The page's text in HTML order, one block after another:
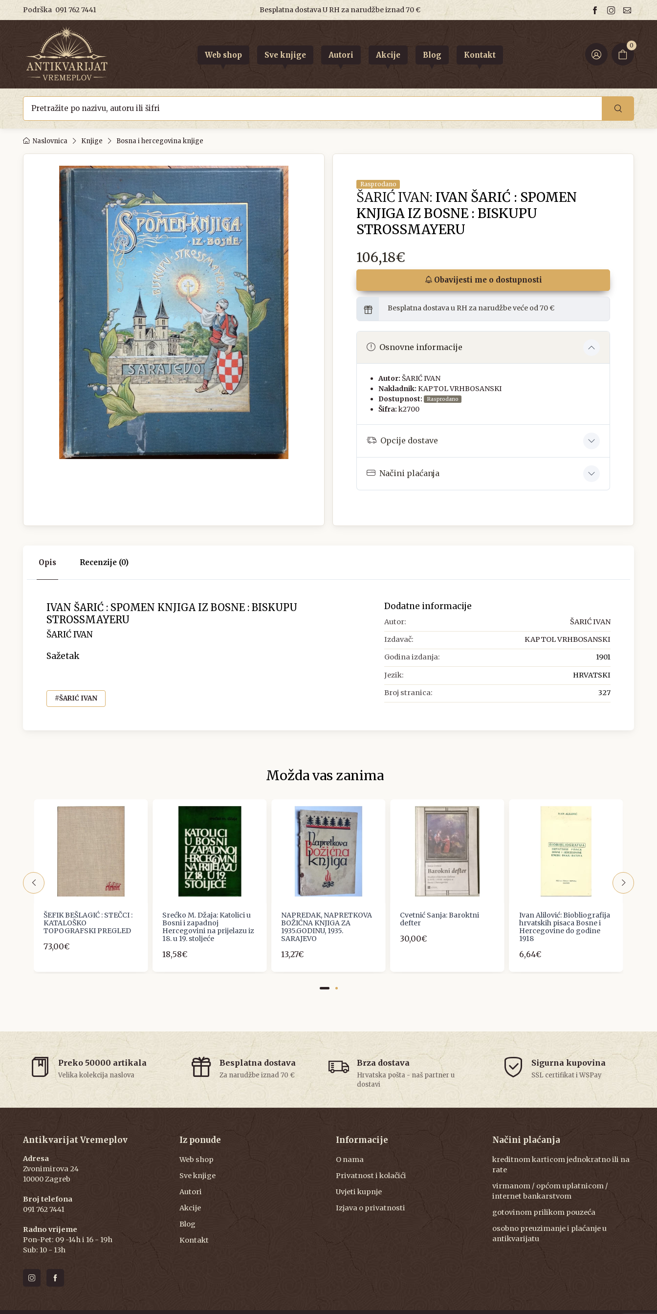
Podrška 091 762 7441 Besplatna dostava U RH za narudžbe iznad 70 €
0
Web shop Sve knjige Autori Akcije Blog Kontakt
Naslovnica Knjige Bosna i hercegovina knjige
Rasprodano
ŠARIĆ IVAN: IVAN ŠARIĆ : SPOMEN
KNJIGA IZ BOSNE : BISKUPU
STROSSMAYERU
106,18€
Obavijesti me o dostupnosti
Besplatna dostava u RH za narudžbe veće od 70 €
Osnovne informacije
Autor: ŠARIĆ IVAN
Nakladnik: KAPTOL VRHBOSANSKI
Dostupnost:
Rasprodano
Šifra: k2700
Opcije dostave
Načini plaćanja
Opis Recenzije (0)
IVAN ŠARIĆ : SPOMEN KNJIGA IZ BOSNE : BISKUPU
STROSSMAYERU
ŠARIĆ IVAN
Sažetak
#ŠARIĆ IVAN
Dodatne informacije
Autor: ŠARIĆ IVAN
Izdavač: KAPTOL VRHBOSANSKI
Godina izdanja: 1901
Jezik: HRVATSKI
Broj stranica: 327
Možda vas zanima
ŠEFIK BEŠLAGIĆ : STEČCI :
KATALOŠKO
TOPOGRAFSKI PREGLED
73,00€
Srećko M. Džaja: Katolici u
Bosni i zapadnoj
Hercegovini na prijelazu iz
18. u 19. stoljeće
18,58€
NAPREDAK, NAPRETKOVA
BOŽIĆNA KNJIGA ZA
1935.GODINU, 1935.
SARAJEVO
13,27€
Cvetnić Sanja: Baroktni
defter
30,00€
Ivan Alilović: Biobliografija
hrvatskih pisaca Bosne i
Hercegovine do godine
1918
6,64€
Preko 50000 artikala
Velika kolekcija naslova
Besplatna dostava
Za narudžbe iznad 70 €
Brza dostava
Hrvatska pošta - naš partner u
dostavi
Sigurna kupovina
SSL certifikat i WSPay
Antikvarijat Vremeplov
Adresa
Zvonimirova 24
10000 Zagreb
Broj telefona
091 762 7441
Radno vrijeme
Pon-Pet: 09 -14h i 16 - 19h
Sub: 10 - 13h
Iz ponude
Web shop
Sve knjige
Autori
Akcije
Blog
Kontakt
Informacije
O nama
Privatnost i kolačići
Uvjeti kupnje
Izjava o privatnosti
Načini plaćanja
kreditnom karticom jednokratno ili na
rate
virmanom / općom uplatnicom /
internet bankarstvom
gotovinom prilikom pouzeća
osobno preuzimanje i plaćanje u
antikvarijatu